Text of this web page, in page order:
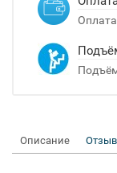
Оплата
Описание